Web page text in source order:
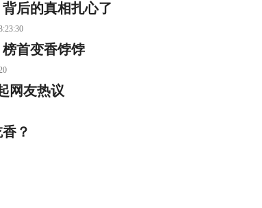
后的真相扎心了
首变香饽饽
网友热议
？